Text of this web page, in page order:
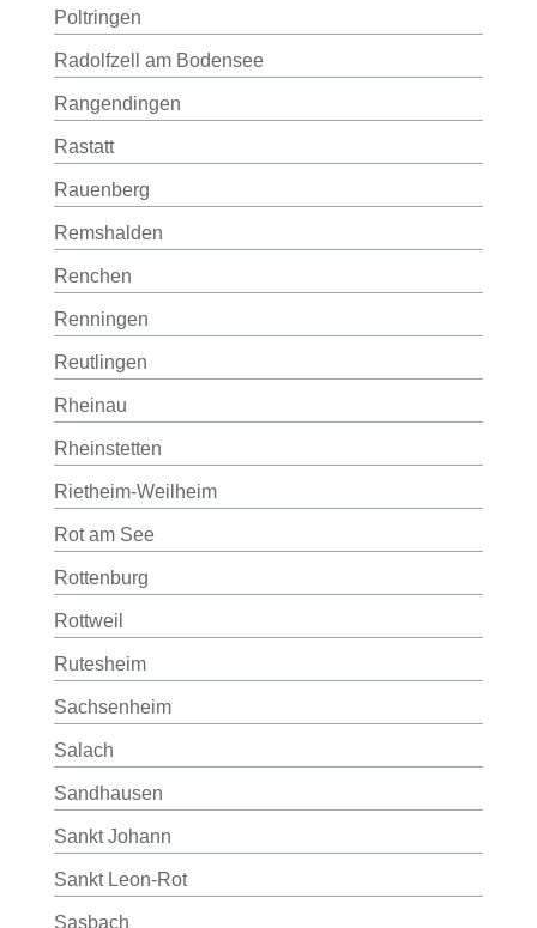
Poltringen
Radolfzell am Bodensee
Rangendingen
Rastatt
Rauenberg
Remshalden
Renchen
Renningen
Reutlingen
Rheinau
Rheinstetten
Rietheim-Weilheim
Rot am See
Rottenburg
Rottweil
Rutesheim
Sachsenheim
Salach
Sandhausen
Sankt Johann
Sankt Leon-Rot
Sasbach